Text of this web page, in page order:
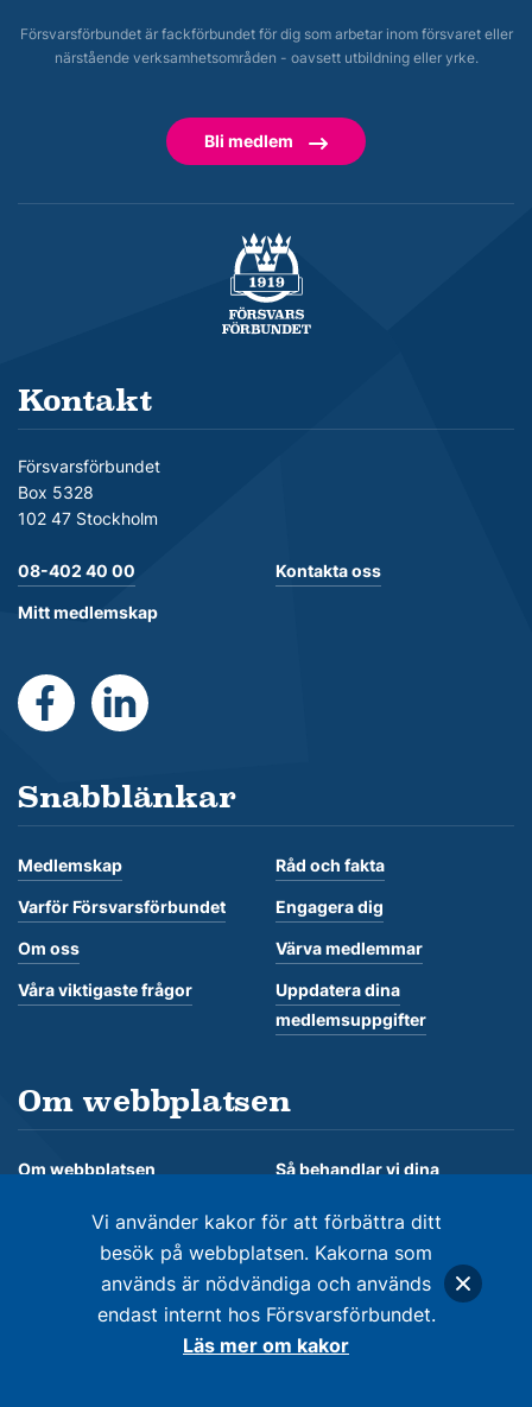
Vi använder kakor för att förbättra ditt
besök på webbplatsen. Kakorna som
används är nödvändiga och används
endast internt hos Försvarsförbundet.
Läs mer om kakor
Försvarsförbundet är fackförbundet för dig som arbetar inom försvaret eller
närstående verksamhetsområden - oavsett utbildning eller yrke.
Bli medlem
Försvarsförbundet
Kontakt
Försvarsförbundet
Box 5328
102 47 Stockholm
08-402 40 00
Mitt medlemskap
Kontakta oss
https://www.facebook.com/Forsvarsforbundet
https://se.linkedin.com/company/
Snabblänkar
Medlemskap
Varför Försvarsförbundet
Om oss
Våra viktigaste frågor
Råd och fakta
Engagera dig
Värva medlemmar
Uppdatera dina
medlemsuppgifter
Om webbplatsen
Om webbplatsen
Om kakor
Så behandlar vi dina
© Försvarsförbundet 2026. Alla rättigheter förbehålles